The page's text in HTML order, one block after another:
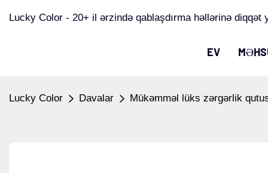
Lucky Color - 20+ il ərzində qablaşdırma həllərinə diqqət
EV
Lucky Color Davalar Mükəmməl lüks zərgərlik